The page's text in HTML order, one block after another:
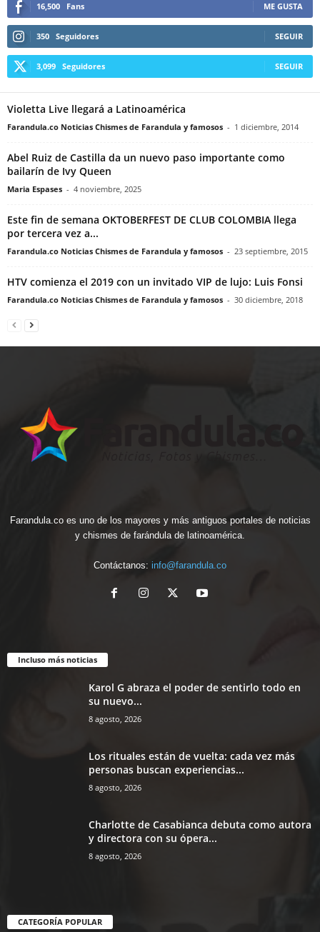
16,500 Fans ME GUSTA
350 Seguidores SEGUIR
3,099 Seguidores SEGUIR
Violetta Live llegará a Latinoamérica
Farandula.co Noticias Chismes de Farandula y famosos - 1 diciembre, 2014
Abel Ruiz de Castilla da un nuevo paso importante como
bailarín de Ivy Queen
Maria Espases - 4 noviembre, 2025
Este fin de semana OKTOBERFEST DE CLUB COLOMBIA llega
por tercera vez a...
Farandula.co Noticias Chismes de Farandula y famosos - 23 septiembre, 2015
HTV comienza el 2019 con un invitado VIP de lujo: Luis Fonsi
Farandula.co Noticias Chismes de Farandula y famosos - 30 diciembre, 2018
Farandula.co es uno de los mayores y más antiguos portales de noticias
y chismes de farándula de latinoamérica.
Contáctanos: info@farandula.co
Incluso más noticias
Karol G abraza el poder de sentirlo todo en
su nuevo...
8 agosto, 2026
Los rituales están de vuelta: cada vez más
personas buscan experiencias...
8 agosto, 2026
Charlotte de Casabianca debuta como autora
y directora con su ópera...
8 agosto, 2026
CATEGORÍA POPULAR